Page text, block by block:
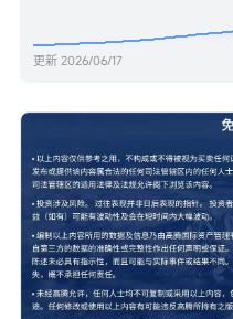
更新 2026/06/17